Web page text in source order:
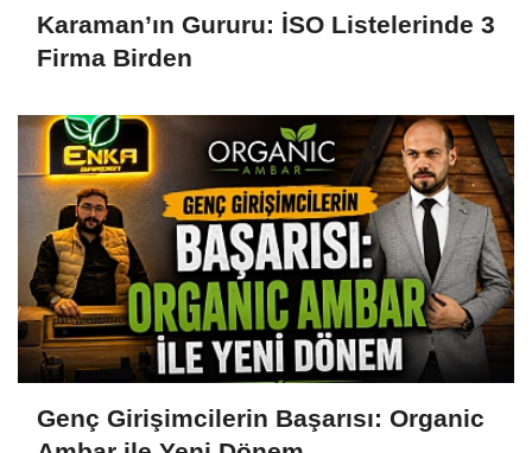
Karaman’ın Gururu: İSO Listelerinde 3
Firma Birden
Genç Girişimcilerin Başarısı: Organic